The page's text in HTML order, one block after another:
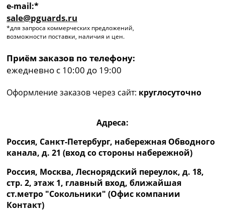
e-mail:*
sale@pguards.ru
*для запроса коммерческих предложений,
возможности поставки, наличия и цен.
Приём заказов по телефону:
ежедневно с 10:00 до 19:00
Оформление заказов через сайт: круглосуточно
Адреса:
Россия, Санкт-Петербург, набережная Обводного
канала, д. 21 (вход со стороны набережной)
Россия, Москва, Леснорядский переулок, д. 18,
стр. 2, этаж 1, главный вход, ближайшая
ст.метро "Сокольники" (Офис компании
Контакт)